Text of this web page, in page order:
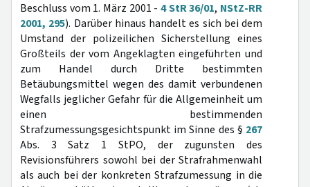
Beschluss vom 1. März 2001 - 4 StR 36/01, NStZ-RR
2001, 295). Darüber hinaus handelt es sich bei dem
Umstand der polizeilichen Sicherstellung eines
Großteils der vom Angeklagten eingeführten und
zum Handel durch Dritte bestimmten
Betäubungsmittel wegen des damit verbundenen
Wegfalls jeglicher Gefahr für die Allgemeinheit um
einen bestimmenden
Strafzumessungsgesichtspunkt im Sinne des § 267
Abs. 3 Satz 1 StPO, der zugunsten des
Revisionsführers sowohl bei der Strafrahmenwahl
als auch bei der konkreten Strafzumessung in die